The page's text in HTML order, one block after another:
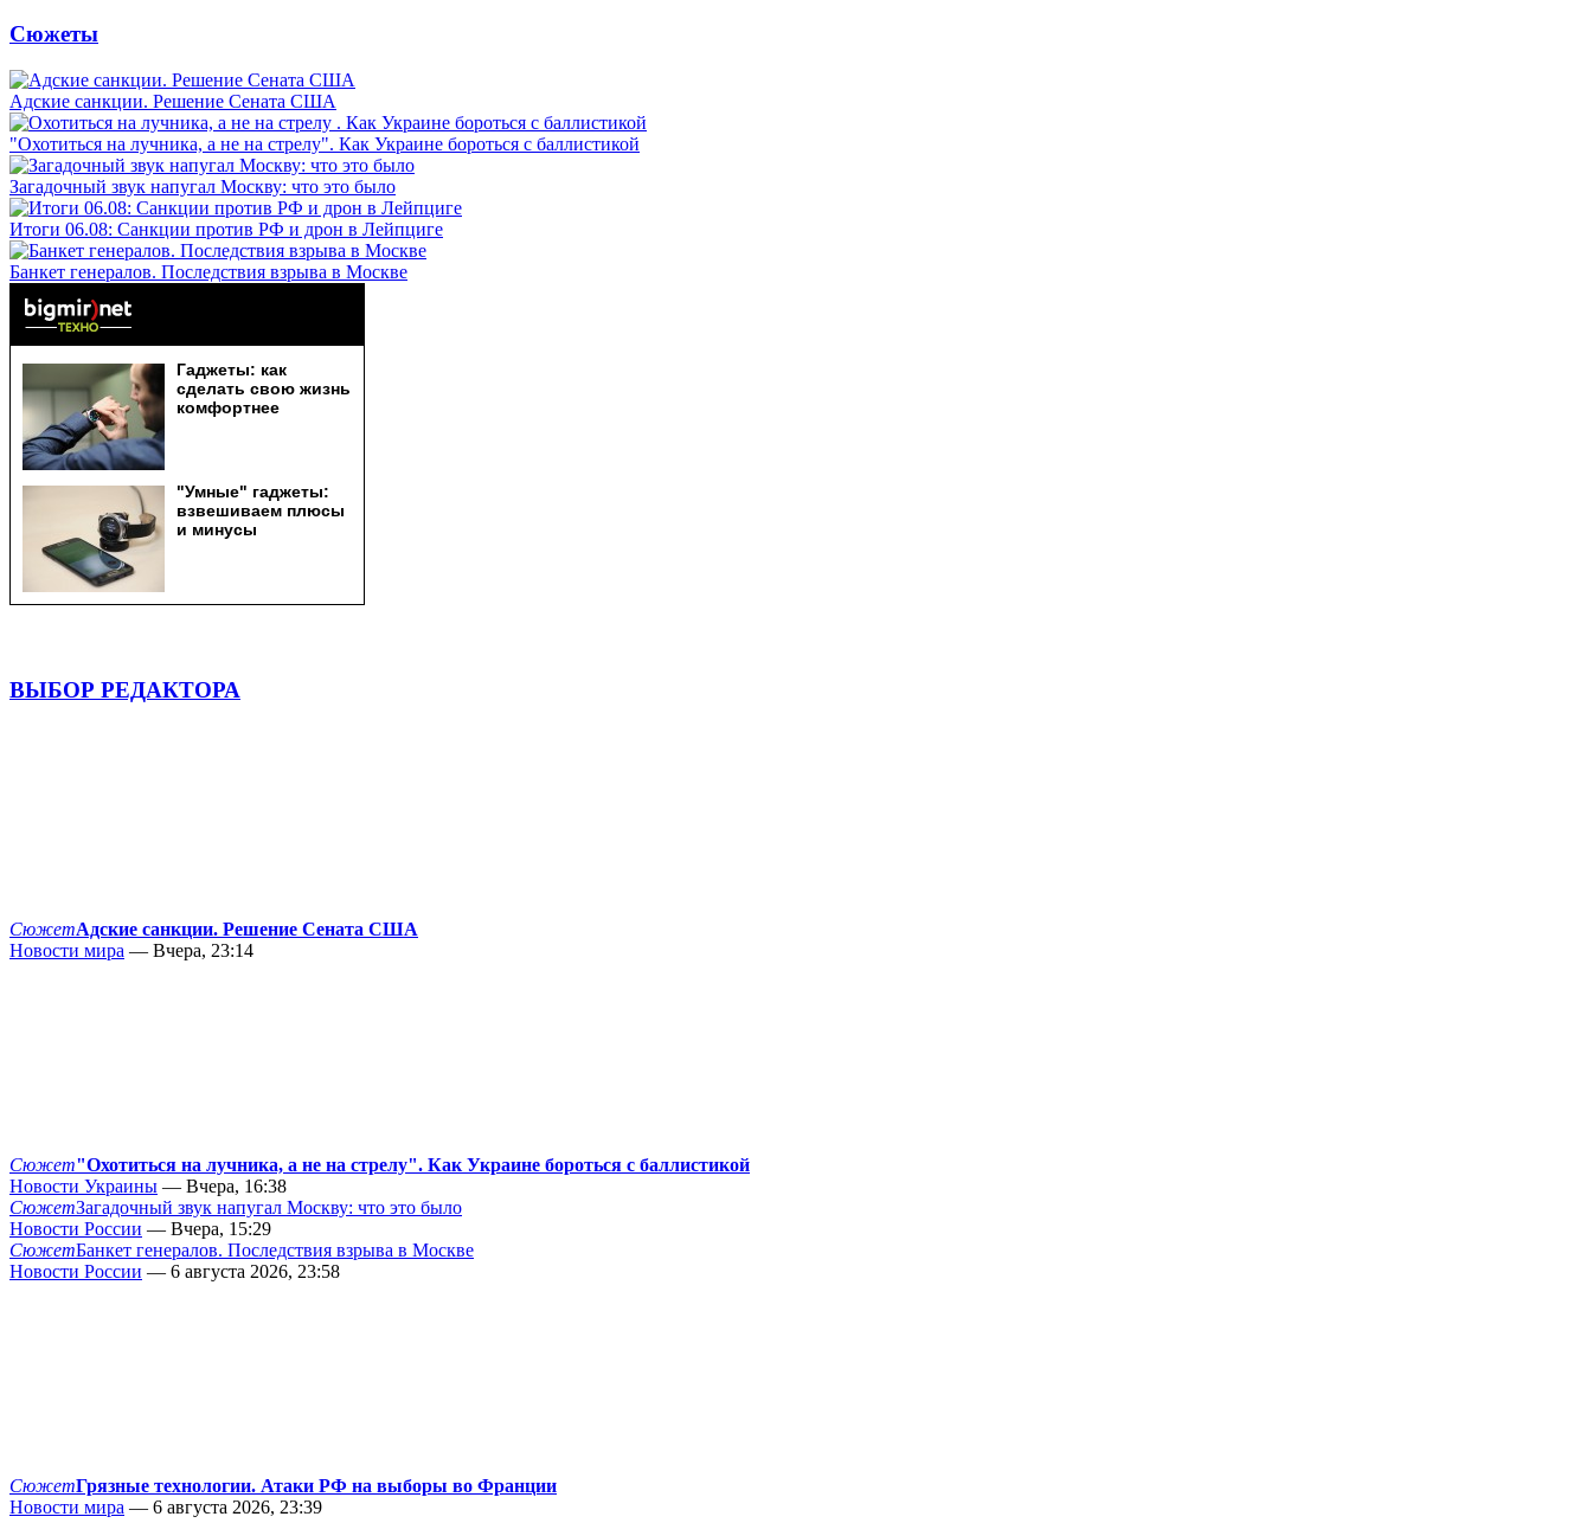
Сюжеты
Адские санкции. Решение Сената США
"Охотиться на лучника, а не на стрелу". Как Украине бороться с баллистикой
Загадочный звук напугал Москву: что это было
Итоги 06.08: Санкции против РФ и дрон в Лейпциге
Банкет генералов. Последствия взрыва в Москве
ВЫБОР РЕДАКТОРА
СюжетАдские санкции. Решение Сената США
Новости мира — Вчера, 23:14
Сюжет"Охотиться на лучника, а не на стрелу". Как Украине бороться с баллистикой
Новости Украины — Вчера, 16:38
СюжетЗагадочный звук напугал Москву: что это было
Новости России — Вчера, 15:29
СюжетБанкет генералов. Последствия взрыва в Москве
Новости России — 6 августа 2026, 23:58
СюжетГрязные технологии. Атаки РФ на выборы во Франции
Новости мира — 6 августа 2026, 23:39